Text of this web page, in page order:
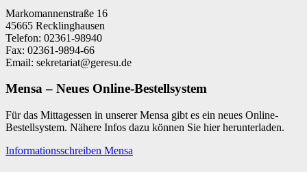
Markomannenstraße 16
45665 Recklinghausen
Telefon: 02361-98940
Fax: 02361-9894-66
Email: sekretariat@geresu.de
Mensa – Neues Online-Bestellsystem
Für das Mittagessen in unserer Mensa gibt es ein neues Online-
Bestellsystem. Nähere Infos dazu können Sie hier herunterladen.
Informationsschreiben Mensa